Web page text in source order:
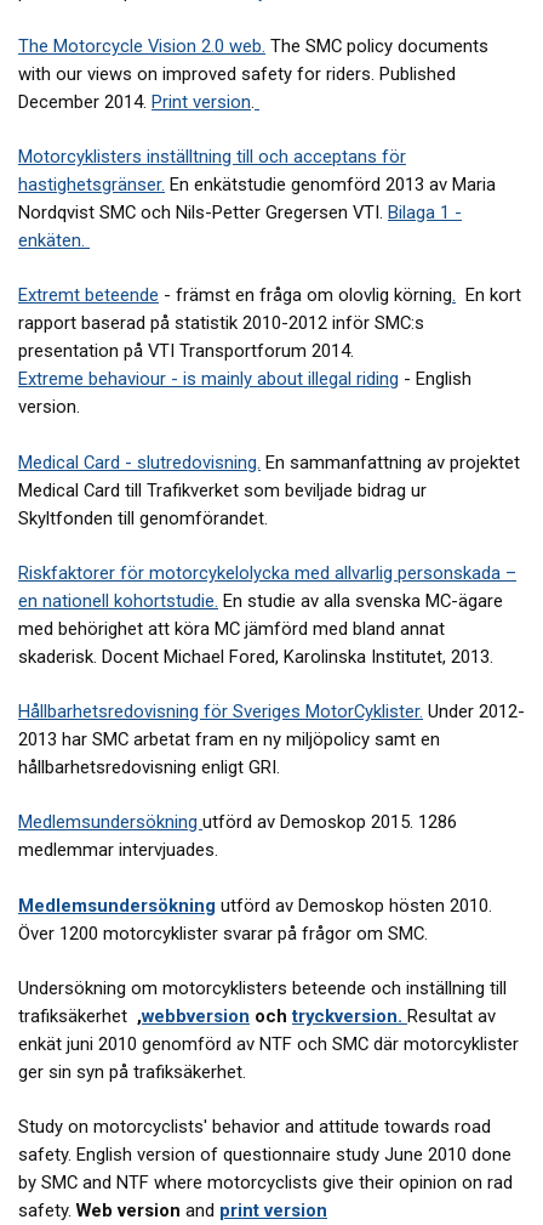
The Motorcycle Vision 2.0 web. The SMC policy documents
with our views on improved safety for riders. Published
December 2014. Print version.
Motorcyklisters inställtning till och acceptans för
hastighetsgränser. En enkätstudie genomförd 2013 av Maria
Nordqvist SMC och Nils-Petter Gregersen VTI. Bilaga 1 -
enkäten.
Extremt beteende - främst en fråga om olovlig körning. En kort
rapport baserad på statistik 2010-2012 inför SMC:s
presentation på VTI Transportforum 2014.
Extreme behaviour - is mainly about illegal riding - English
version.
Medical Card - slutredovisning. En sammanfattning av projektet
Medical Card till Trafikverket som beviljade bidrag ur
Skyltfonden till genomförandet.
Riskfaktorer för motorcykelolycka med allvarlig personskada –
en nationell kohortstudie. En studie av alla svenska MC-ägare
med behörighet att köra MC jämförd med bland annat
skaderisk. Docent Michael Fored, Karolinska Institutet, 2013.
Hållbarhetsredovisning för Sveriges MotorCyklister. Under 2012-
2013 har SMC arbetat fram en ny miljöpolicy samt en
hållbarhetsredovisning enligt GRI.
Medlemsundersökning utförd av Demoskop 2015. 1286
medlemmar intervjuades.
Medlemsundersökning utförd av Demoskop hösten 2010.
Över 1200 motorcyklister svarar på frågor om SMC.
Undersökning om motorcyklisters beteende och inställning till
trafiksäkerhet ,webbversion ochtryckversion. Resultat av
enkät juni 2010 genomförd av NTF och SMC där motorcyklister
ger sin syn på trafiksäkerhet.
Study on motorcyclists' behavior and attitude towards road
safety. English version of questionnaire study June 2010 done
by SMC and NTF where motorcyclists give their opinion on rad
safety.Web version and print version